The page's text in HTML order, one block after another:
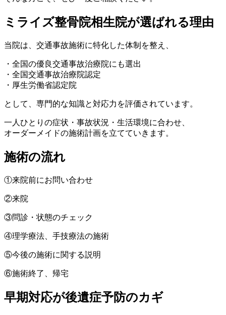
ミライズ整骨院相生院が選ばれる理由
当院は、交通事故施術に特化した体制を整え、
・全国の優良交通事故治療院にも選出
・全国交通事故治療院認定
・厚生労働省認定院
として、専門的な知識と対応力を評価されています。
一人ひとりの症状・事故状況・生活環境に合わせ、
オーダーメイドの施術計画を立てていきます。
施術の流れ
①来院前にお問い合わせ
②来院
③問診・状態のチェック
④理学療法、手技療法の施術
⑤今後の施術に関する説明
⑥施術終了、帰宅
早期対応が後遺症予防のカギ